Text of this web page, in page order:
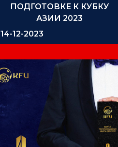
ПОДГОТОВКЕ К КУБКУ
АЗИИ 2023
14-12-2023